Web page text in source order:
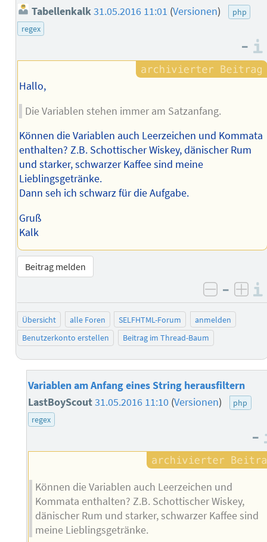
Tabellenkalk31.05.2016 11:01 (Versionen)
php
regex
–
Hallo,
Die Variablen stehen immer am Satzanfang.
Können die Variablen auch Leerzeichen und Kommata
enthalten? Z.B. Schottischer Wiskey, dänischer Rum
und starker, schwarzer Kaffee sind meine
Lieblingsgetränke.
Dann seh ich schwarz für die Aufgabe.
Gruß
Kalk
Beitrag melden
negativ
–
Übersicht alle Foren SELFHTML-Forum
anmelden
Benutzerkonto erstellen
Beitrag im Thread-Baum
Variablen am Anfang eines String herausfiltern
LastBoyScout31.05.2016 11:10 (Versionen)
php
regex
–
Können die Variablen auch Leerzeichen und
Kommata enthalten? Z.B. Schottischer Wiskey,
dänischer Rum und starker, schwarzer Kaffee sind
meine Lieblingsgetränke.